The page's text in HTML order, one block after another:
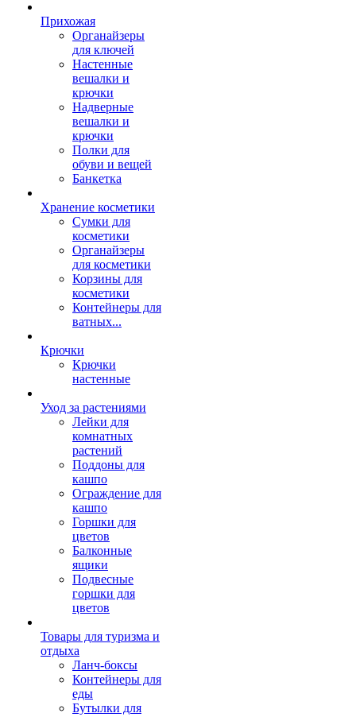
Прихожая
Органайзеры
для ключей
Настенные
вешалки и
крючки
Надверные
вешалки и
крючки
Полки для
обуви и вещей
Банкетка
Хранение косметики
Сумки для
косметики
Органайзеры
для косметики
Корзины для
косметики
Контейнеры для
ватных...
Крючки
Крючки
настенные
Уход за растениями
Лейки для
комнатных
растений
Поддоны для
кашпо
Ограждение для
кашпо
Горшки для
цветов
Балконные
ящики
Подвесные
горшки для
цветов
Товары для туризма и
отдыха
Ланч-боксы
Контейнеры для
еды
Бутылки для